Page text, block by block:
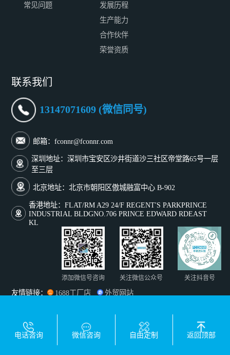
常见问题
发展历程
生产能力
合作伙伴
荣誉资质
联系我们
13147071609 (微信同号)
邮箱：fconnr@fconnr.com
深圳地址：深圳市宝安区沙井街道沙三社区帝堂路65号一层
至三层
北京地址：北京市朝阳区傲城融富中心 B-902
香港地址：FLAT/RM A29 24/F REGENT'S PARKPRINCE
INDUSTRIAL BLDGNO.706 PRINCE EDWARD RDEAST
KL
友情链接： 1688工厂店 外贸网站
添加微信号咨询 关注微信公众号 关注抖音号
Copyright © 2025 深圳市丰联达科技有限公司版权所有 粤ICP备2024345469号-1
电话咨询 微信咨询 自由定制 返回顶部